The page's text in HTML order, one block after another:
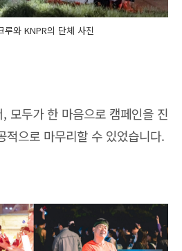
루와 KNPR의 단체 사진
모두가 한 마음으로 캠페인을 진
적으로 마무리할 수 있었습니다.